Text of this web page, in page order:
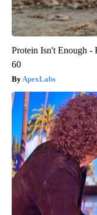
Protein Isn't Enough -
60
ApexLabs